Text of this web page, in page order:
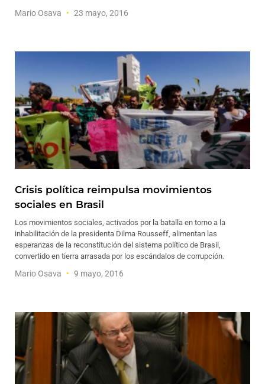
Mario Osava 23 mayo, 2016
Crisis política reimpulsa movimientos
sociales en Brasil
Los movimientos sociales, activados por la batalla en torno a la
inhabilitación de la presidenta Dilma Rousseff, alimentan las
esperanzas de la reconstitución del sistema político de Brasil,
convertido en tierra arrasada por los escándalos de corrupción.
Mario Osava 9 mayo, 2016